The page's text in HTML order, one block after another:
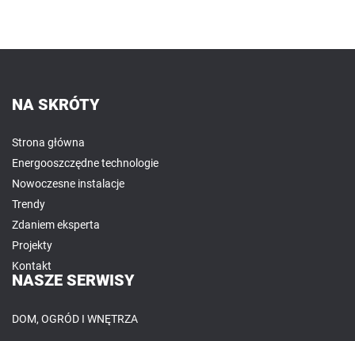
NA SKRÓTY
Strona główna
Energooszczędne technologie
Nowoczesne instalacje
Trendy
Zdaniem eksperta
Projekty
Kontakt
NASZE SERWISY
DOM, OGRÓD I WNĘTRZA